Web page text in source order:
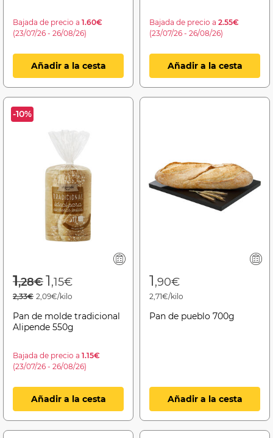
Bajada de precio a 1.60€
(23/07/26 - 26/08/26)
Añadir a la cesta
Bajada de precio a 2.55€
(23/07/26 - 26/08/26)
Añadir a la cesta
-10%
Price reduced from
1,28€to
1,15€
2,33€ 2,09€/kilo
Pan de molde tradicional
Alipende 550g
Bajada de precio a 1.15€
(23/07/26 - 26/08/26)
Añadir a la cesta
1,90€
2,71€/kilo
Pan de pueblo 700g
Añadir a la cesta